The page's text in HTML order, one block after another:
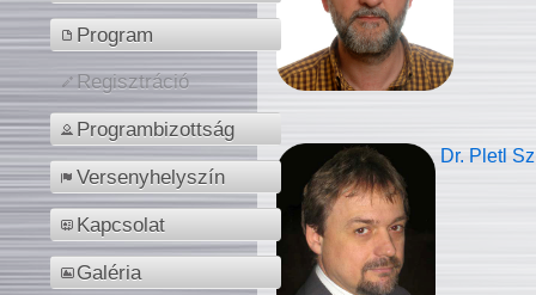
Program
Regisztráció
Programbizottság
Versenyhelyszín
Kapcsolat
Galéria
Dr. Pletl